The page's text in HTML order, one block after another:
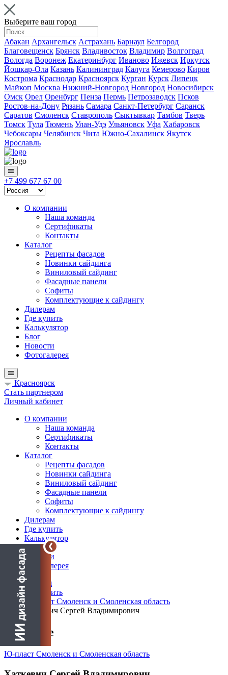
Выберите ваш город
Абакан Архангельск Астрахань Барнаул Белгород
Благовещенск Брянск Владивосток Владимир Волгоград
Вологда Воронеж Екатеринбург Иваново Ижевск Иркутск
Йошкар-Ола Казань Калининград Калуга Кемерово Киров
Кострома Краснодар Красноярск Курган Курск Липецк
Майкоп Москва Нижний-Новгород Новгород Новосибирск
Омск Орел Оренбург Пенза Пермь Петрозаводск Псков
Ростов-на-Дону Рязань Самара Санкт-Петербург Саранск
Саратов Смоленск Ставрополь Сыктывкар Тамбов Тверь
Томск Тула Тюмень Улан-Удэ Ульяновск Уфа Хабаровск
Чебоксары Челябинск Чита Южно-Сахалинск Якутск
Ярославль
+7 499 677 67 00
О компании
Наша команда
Сертификаты
Контакты
Каталог
Рецепты фасадов
Новинки сайдинга
Виниловый сайдинг
Фасадные панели
Софиты
Комплектующие к сайдингу
Дилерам
Где купить
Калькулятор
Блог
Новости
Фотогалерея
Красноярск
Стать партнером
Личный кабинет
О компании
Наша команда
Сертификаты
Контакты
Каталог
Рецепты фасадов
Новинки сайдинга
Виниловый сайдинг
Фасадные панели
Софиты
Комплектующие к сайдингу
Дилерам
Где купить
Калькулятор
Блог
Новости
Фотогалерея
Главная
Где купить
Ю-пласт Смоленск и Смоленская область
Хаткевич Сергей Владимирович
О салоне
Ю-пласт Смоленск и Смоленская область